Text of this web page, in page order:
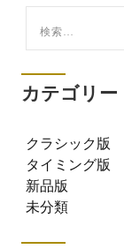
索:
カテゴリー
クラシック版
タイミング版
新品版
未分類